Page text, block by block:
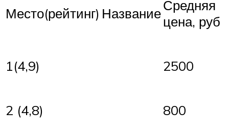
Место(рейтинг) НазваниеСредняя
цена, руб
1(4,9) 2500
2 (4,8) 800